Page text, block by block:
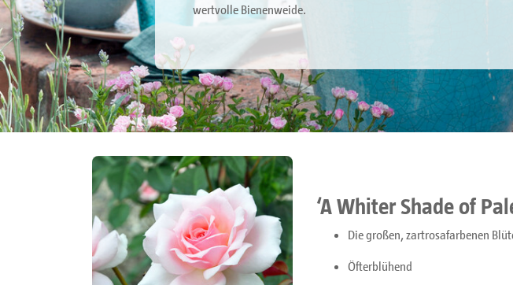
wertvolle Bienenweide.
‘A Whiter Shade of
Die großen, zartrosafarbenen
Öfterblühend